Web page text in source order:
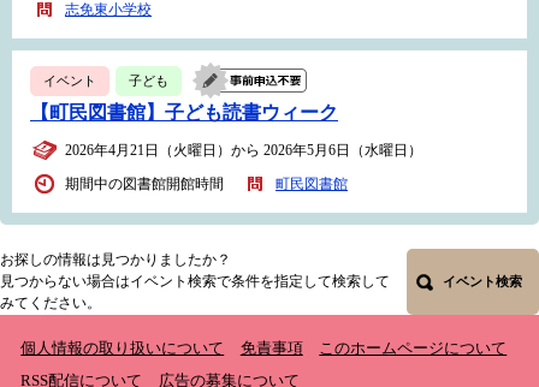
志免東小学校
イベント 子ども
【町民図書館】子ども読書ウィーク
2026年4月21日（火曜日）から 2026年5月6日（水曜日）
期間中の図書館開館時間
町民図書館
お探しの情報は見つかりましたか？
見つからない場合はイベント検索で条件を指定して検索して
みてください。
イベント検索
個人情報の取り扱いについて 免責事項
このホームページについて
RSS配信について
広告の募集について